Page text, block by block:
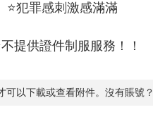
⭐犯罪感刺激感滿滿
不提供證件制服服務！！
可以下載或查看附件。沒有賬號？